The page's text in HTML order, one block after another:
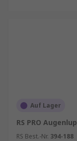
Auf Lager
RS PRO
RS Best.-Nr. 394-188